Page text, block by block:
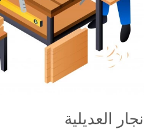
نجار العديلية